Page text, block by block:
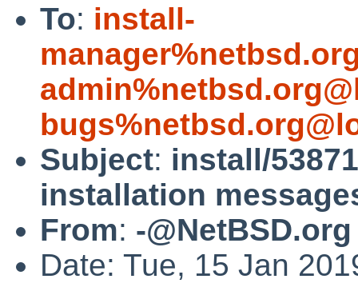
To: install-
Subject: install/
installation
From: -@NetBSD.org
Date: Tue, 15 Jan